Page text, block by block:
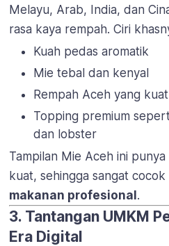
Melayu, Arab, India, dan
rasa kaya rempah. Ciri
Kuah pedas aromatik
Mie tebal dan kenyal
Rempah Aceh yang kuat
Topping premium
dan lobster
Tampilan Mie Aceh ini
kuat, sehingga sangat
makanan profesional.
3. Tantangan UMKM
Era Digital